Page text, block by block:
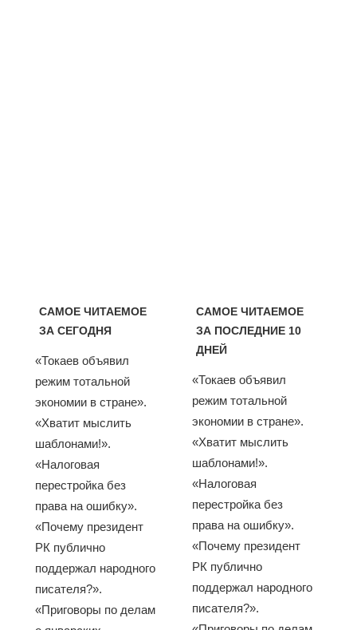
САМОЕ ЧИТАЕМОЕ
ЗА СЕГОДНЯ
«Токаев объявил
режим тотальной
экономии в стране».
«Хватит мыслить
шаблонами!».
«Налоговая
перестройка без
права на ошибку».
«Почему президент
РК публично
поддержал народного
писателя?».
«Приговоры по делам
САМОЕ ЧИТАЕМОЕ
ЗА ПОСЛЕДНИЕ 10
ДНЕЙ
«Токаев объявил
режим тотальной
экономии в стране».
«Хватит мыслить
шаблонами!».
«Налоговая
перестройка без
права на ошибку».
«Почему президент
РК публично
поддержал народного
писателя?».